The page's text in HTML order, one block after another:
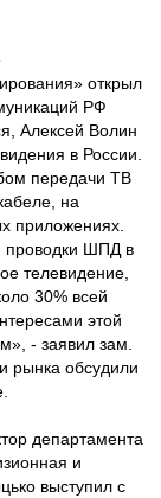
открыл
РФ
Алексей Волин
в России.
передачи ТВ
на
приложениях.
проводки ШПД в
телевидение,
30% всей
этой
- заявил зам.
рынка обсудили
департамента
и
выступил с